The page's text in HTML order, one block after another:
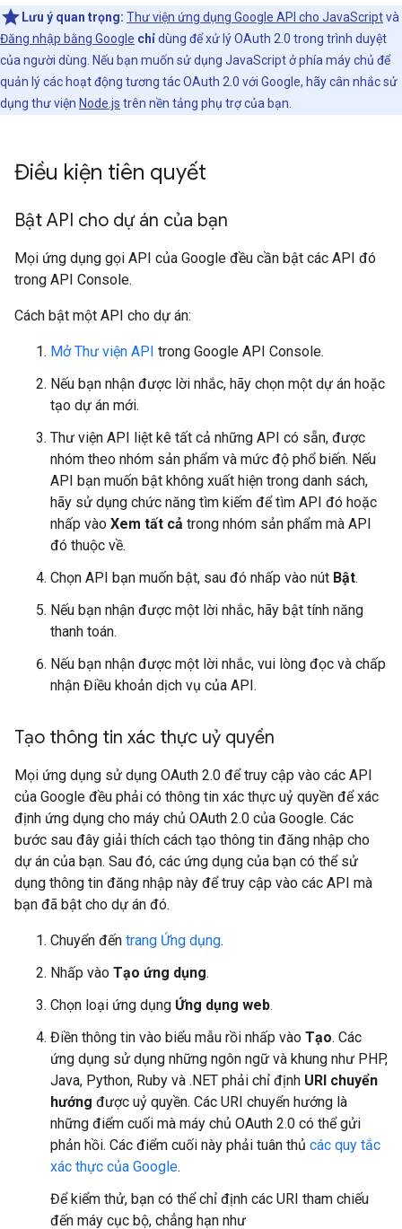
Lưu ý quan trọng: Thư viện ứng dụng Google API cho JavaScriptvà
Đăng nhập bằng Google chỉdùng để xử lý OAuth 2.0 trong trình duyệt
của người dùng. Nếu bạn muốn sử dụng JavaScript ở phía máy chủ để
quản lý các hoạt động tương tác OAuth 2.0 với Google, hãy cân nhắc sử
dụng thư viện Node.js trên nền tảng phụ trợ của bạn.
Điều kiện tiên quyết
Bật API cho dự án của bạn
Mọi ứng dụng gọi API của Google đều cần bật các API đó
trong API Console.
Cách bật một API cho dự án:
Mở Thư viện API trong Google API Console.
Nếu bạn nhận được lời nhắc, hãy chọn một dự án hoặc
tạo dự án mới.
Thư viện API liệt kê tất cả những API có sẵn, được
nhóm theo nhóm sản phẩm và mức độ phổ biến. Nếu
API bạn muốn bật không xuất hiện trong danh sách,
hãy sử dụng chức năng tìm kiếm để tìm API đó hoặc
nhấp vào Xem tất cả trong nhóm sản phẩm mà API
đó thuộc về.
Chọn API bạn muốn bật, sau đó nhấp vào nút Bật.
Nếu bạn nhận được một lời nhắc, hãy bật tính năng
thanh toán.
Nếu bạn nhận được một lời nhắc, vui lòng đọc và chấp
nhận Điều khoản dịch vụ của API.
Tạo thông tin xác thực uỷ quyền
Mọi ứng dụng sử dụng OAuth 2.0 để truy cập vào các API
của Google đều phải có thông tin xác thực uỷ quyền để xác
định ứng dụng cho máy chủ OAuth 2.0 của Google. Các
bước sau đây giải thích cách tạo thông tin đăng nhập cho
dự án của bạn. Sau đó, các ứng dụng của bạn có thể sử
dụng thông tin đăng nhập này để truy cập vào các API mà
bạn đã bật cho dự án đó.
Chuyển đến trang Ứng dụng.
Nhấp vào Tạo ứng dụng.
Chọn loại ứng dụng Ứng dụng web.
Điền thông tin vào biểu mẫu rồi nhấp vào Tạo. Các
ứng dụng sử dụng những ngôn ngữ và khung như PHP,
Java, Python, Ruby và .NET phải chỉ định URI chuyển
hướng được uỷ quyền. Các URI chuyển hướng là
những điểm cuối mà máy chủ OAuth 2.0 có thể gửi
phản hồi. Các điểm cuối này phải tuân thủ các quy tắc
xác thực của Google.
Để kiểm thử, bạn có thể chỉ định các URI tham chiếu
đến máy cục bộ, chẳng hạn như